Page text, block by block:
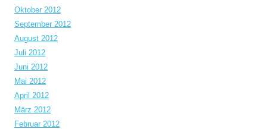
Oktober 2012
September 2012
August 2012
Juli 2012
Juni 2012
Mai 2012
April 2012
März 2012
Februar 2012